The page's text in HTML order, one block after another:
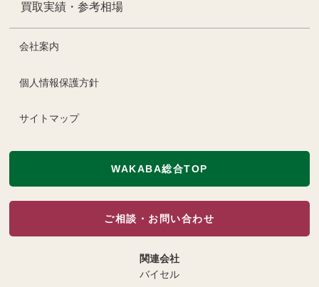
買取実績・参考相場
会社案内
個人情報保護方針
サイトマップ
WAKABA総合TOP
ご相談・お問い合わせ
関連会社
バイセル